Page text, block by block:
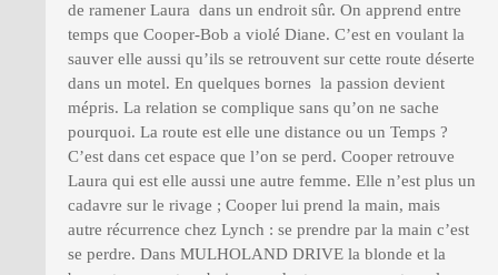
de ramener Laura dans un endroit sûr. On apprend entre
temps que Cooper-Bob a violé Diane. C’est en voulant la
sauver elle aussi qu’ils se retrouvent sur cette route déserte
dans un motel. En quelques bornes la passion devient
mépris. La relation se complique sans qu’on ne sache
pourquoi. La route est elle une distance ou un Temps ?
C’est dans cet espace que l’on se perd. Cooper retrouve
Laura qui est elle aussi une autre femme. Elle n’est plus un
cadavre sur le rivage ; Cooper lui prend la main, mais
autre récurrence chez Lynch : se prendre par la main c’est
se perdre. Dans MULHOLAND DRIVE la blonde et la